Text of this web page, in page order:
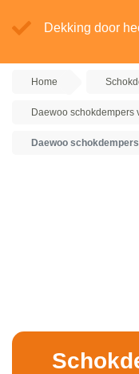
Dekking door
Home
Daewoo schokdempers
Daewoo